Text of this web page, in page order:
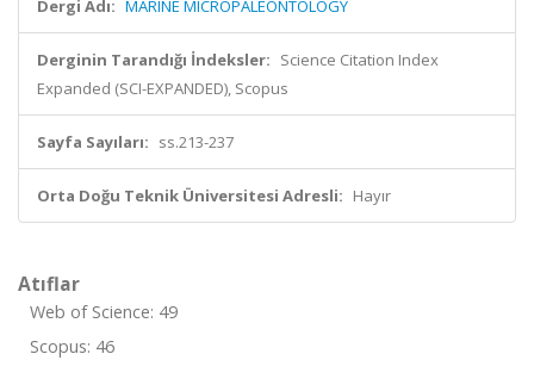
Dergi Adı: MARINE MICROPALEONTOLOGY
Derginin Tarandığı İndeksler: Science Citation Index
Expanded (SCI-EXPANDED), Scopus
Sayfa Sayıları: ss.213-237
Orta Doğu Teknik Üniversitesi Adresli: Hayır
Atıflar
Web of Science: 49
Scopus: 46